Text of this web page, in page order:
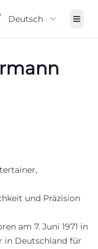
Deutsch
und Präzision
am 7. Juni 1971 in
in Deutschland für